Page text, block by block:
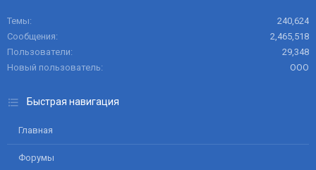
Темы
240,624
Сообщения
2,465,518
Пользователи
29,348
Новый пользователь
ООО
Быстрая навигация
Главная
Форумы